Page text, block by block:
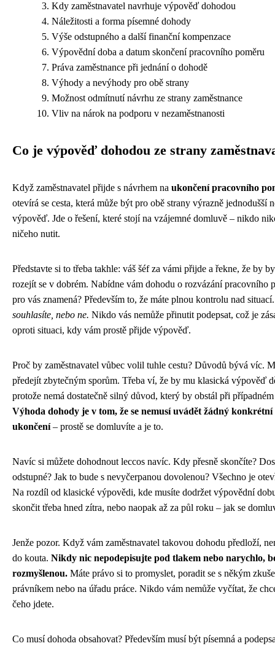
Kdy zaměstnavatel navrhuje výpověď dohodou
Náležitosti a forma písemné dohody
Výše odstupného a další finanční kompenzace
Výpovědní doba a datum skončení pracovního poměru
Práva zaměstnance při jednání o dohodě
Výhody a nevýhody pro obě strany
Možnost odmítnutí návrhu ze strany zaměstnance
Vliv na nárok na podporu v nezaměstnanosti
Co je výpověď dohodou ze strany
Když zaměstnavatel přijde s návrhem na ukončení pracovního
otevírá se cesta, která může být pro obě strany výrazně jednodušší
výpověď. Jde o řešení, které stojí na vzájemné domluvě – nikdo
ničeho nutit.
Představte si to třeba takhle: váš šéf za vámi přijde a řekne, že by
rozejít se v dobrém. Nabídne vám dohodu o rozvázání pracovního
pro vás znamená? Především to, že máte plnou kontrolu nad
souhlasíte, nebo ne. Nikdo vás nemůže přinutit podepsat, což je
oproti situaci, kdy vám prostě přijde výpověď.
Proč by zaměstnavatel vůbec volil tuhle cestu? Důvodů bývá víc.
předejít zbytečným sporům. Třeba ví, že by mu klasická výpověď
protože nemá dostatečně silný důvod, který by obstál při
Výhoda dohody je v tom, že se nemusí uvádět žádný
ukončení– prostě se domluvíte a je to.
Navíc si můžete dohodnout leccos navíc. Kdy přesně skončíte?
odstupné? Jak to bude s nevyčerpanou dovolenou? Všechno je
Na rozdíl od klasické výpovědi, kde musíte dodržet výpovědní
skončit třeba hned zítra, nebo naopak až za půl roku – jak se
Jenže pozor. Když vám zaměstnavatel takovou dohodu předloží,
do kouta. Nikdy nic nepodepisujte pod tlakem nebo narychlo,
rozmyšlenou. Máte právo si to promyslet, poradit se s někým
právníkem nebo na úřadu práce. Nikdo vám nemůže vyčítat, že
čeho jdete.
Co musí dohoda obsahovat? Především musí být písemná a